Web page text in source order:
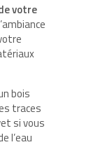
votre
bois
traces
si vous
l’eau